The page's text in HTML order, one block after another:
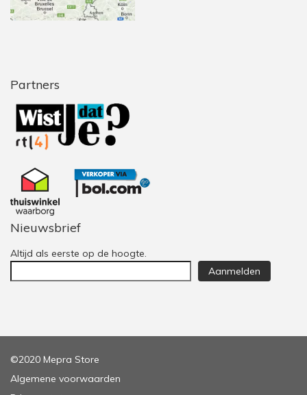
Partners
Nieuwsbrief
Altijd als eerste op de hoogte.
Aanmelden
©2020 Mepra Store
Algemene voorwaarden